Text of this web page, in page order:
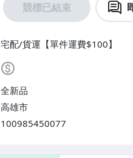
競標已結束
宅配/貨運【單件運費$100】
全新品
高雄市
100985450077